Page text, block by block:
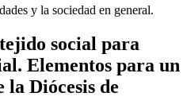
y la sociedad en general.
social para
Elementos para un
la Diócesis de